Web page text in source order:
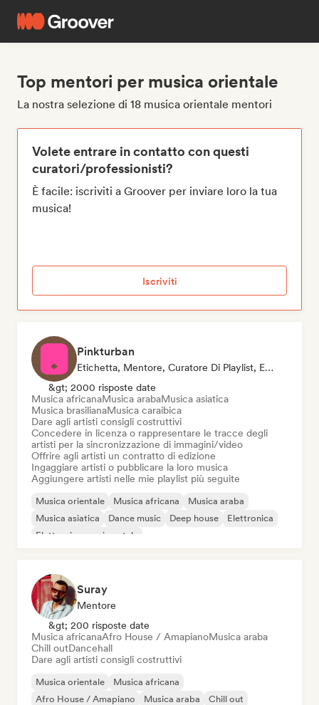
Top mentori per musica orientale
La nostra selezione di 18 musica orientale mentori
Volete entrare in contatto con questi
curatori/professionisti?
È facile: iscriviti a Groover per inviare loro la tua
musica!
Iscriviti
Pinkturban
Etichetta, Mentore, Curatore Di Playlist, Editore, Sync Supervisor
&gt; 2000 risposte date
Musica africanaMusica arabaMusica asiatica
Musica brasilianaMusica caraibica
Dare agli artisti consigli costruttivi
Concedere in licenza o rappresentare le tracce degli
artisti per la sincronizzazione di immagini/video
Offrire agli artisti un contratto di edizione
Ingaggiare artisti o pubblicare la loro musica
Aggiungere artisti nelle mie playlist più seguite
Musica orientale Musica africana
Musica araba
Musica asiatica
Dance music Deep house
Elettronica
Elettronica sperimentale
Suray
Mentore
&gt; 200 risposte date
Musica africanaAfro House / AmapianoMusica araba
Chill outDancehall
Dare agli artisti consigli costruttivi
Musica orientale
Musica africana
Afro House / Amapiano
Musica araba
Chill out